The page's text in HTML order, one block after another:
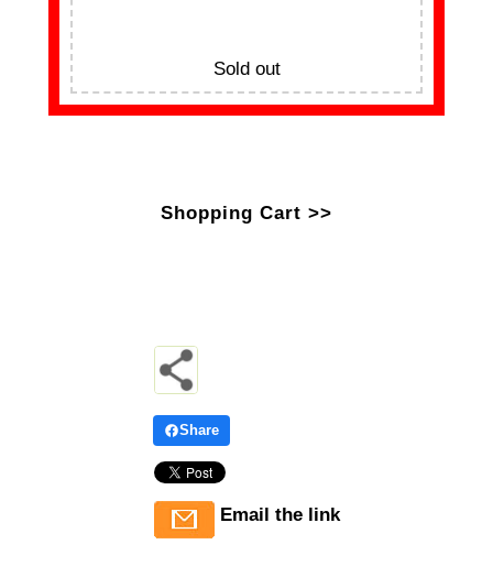
Sold out
Shopping Cart >>
Share
Email the link